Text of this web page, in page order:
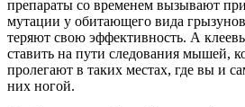
препараты со временем вызывают
мутации у обитающего вида
теряют свою эффективность. А
ставить на пути следования мышей,
пролегают в таких местах, где вы и
них ногой.